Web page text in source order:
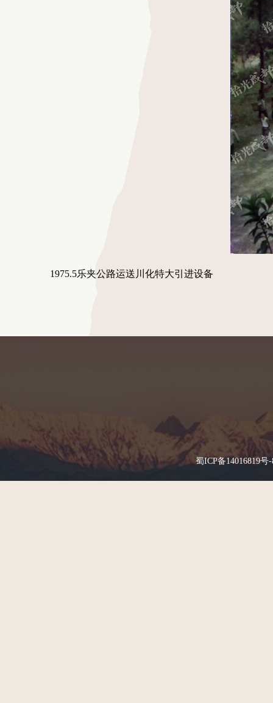
1975.5乐夹公路运送川化特大引进设备
蜀ICP备14016819